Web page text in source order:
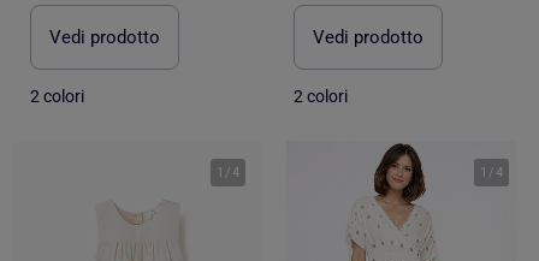
Vedi prodotto
2 colori
Vedi prodotto
2 colori
1 /4 1 /4